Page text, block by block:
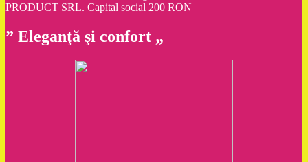
PRODUCT SRL. Capital social 200 RON
” Eleganţă şi confort „